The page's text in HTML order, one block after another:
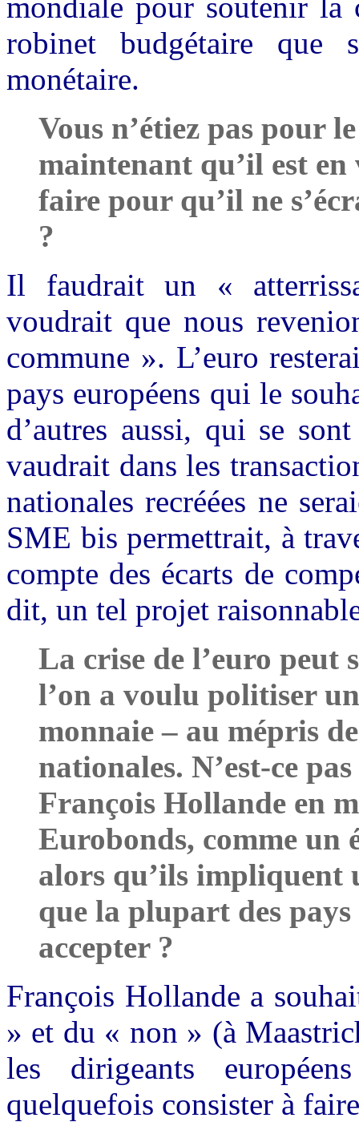
robinet budgétaire
monétaire.
Vous n’étiez pas pour
maintenant qu’il est
faire pour qu’il ne
?
Il faudrait un «
voudrait que nous
commune ». L’euro
pays européens qui le
d’autres aussi, qui se
vaudrait dans les
nationales recréées ne
SME bis permettrait, à
compte des écarts de
dit, un tel projet
La crise de l’euro peut
l’on a voulu politiser
monnaie – au mépris
nationales. N’est-ce
François Hollande en
Eurobonds, comme un
alors qu’ils impliquent
que la plupart des pays
accepter ?
François Hollande a
» et du « non » (à
les dirigeants
quelquefois consister à